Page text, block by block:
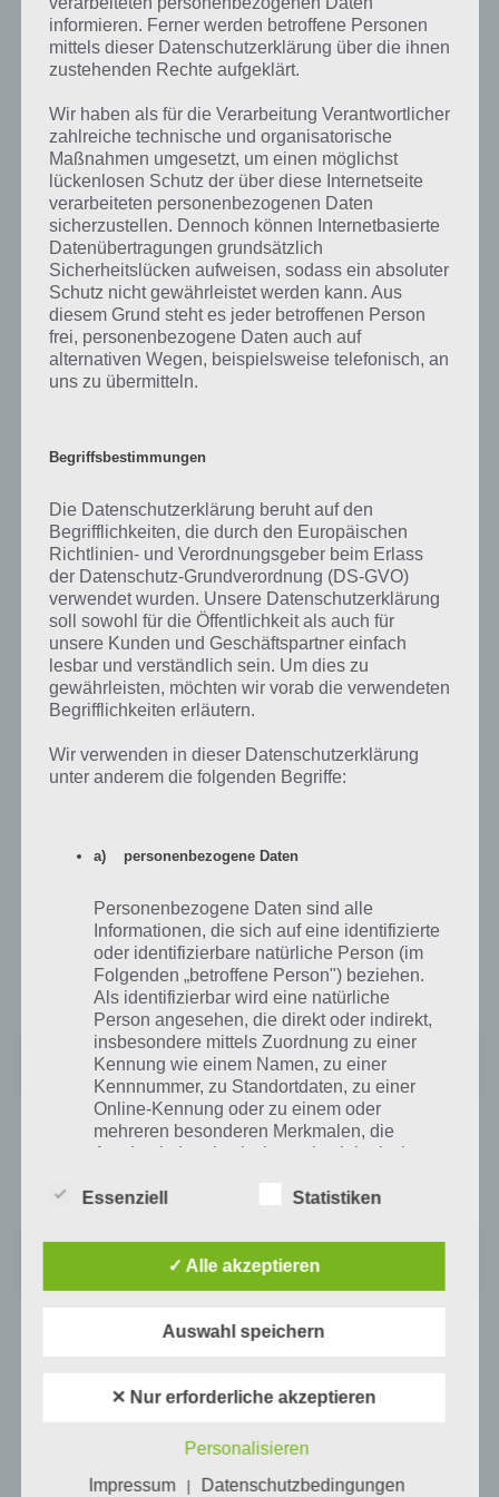
maximale Fehlerzahl festgelegt ist. Nur wer nahezu fehlerfrei bleibt,
schafft das Geografie Quiz. Die Vollversion bietet hierbei sehr viele
Quizpakete an und bietet so die Möglichkeit sein Wissen über die
Welt zu verbessern.
Zusätzlich kann man sich eine Karte auch mit den Namen der Länder
und Städte anzeigen lassen. Gleiches gilt natürlich für die physische
Karte.
App Unsere Welt ein Muss für Geografie-
Lernende
Aus unserer Sicht ist die App Unsere Welt ein absolutes Muss für alle
Geografie-Lernende. Befindet man sich auf der Karte, so kann man
auch direkt Informationen zum Land bekommen, unter anderem die
Land bzw. Oberflächenform. Weitere Informationen zur App findet
Fazit: Gute Bildungs-App für iPhone und
iPad
Unsere Welt ist eine gute Bildungs-App für iPhone und iPad. Diese
kann mittels In-App-Käufen erweitert werden oder man greift direkt
zur Vollversion. Das Spielprinzip ist logisch und das Antippen von
Ländern und Städten klappt reibungslos. Nachfolgend haben wir
noch den Link zum iTunes App Store, wo du dir das Geografie Quiz
einen gibt es eine kostenlose Variante, die allerdings In-App-Käufe
beinhaltet und so weitere Karten dazukaufen kann. Zur Installation
von Unsere Welt wird iOS 7.1 benötigt. Kompatibel ist die App mit
iPhone, iPad und iPod touch. Zum iTunes App Store:
Unsere Welt: Geographie Lernen
Preis:Kostenlos+
Zum zweiten gibt es eine kostenpflichtige Variante für 8,99 Euro. Hier
sind bereits alle Karten freigeschaltet und beinhaltet auch keine In
Unsere Welt (Edu)
22,99 €
informieren. Ferner werden betroffene Personen
mittels dieser Datenschutzerklärung über die ihnen
zustehenden Rechte aufgeklärt.
Wir haben als für die Verarbeitung Verantwortlicher
zahlreiche technische und organisatorische
Maßnahmen umgesetzt, um einen möglichst
lückenlosen Schutz der über diese Internetseite
verarbeiteten personenbezogenen Daten
sicherzustellen. Dennoch können Internetbasierte
Datenübertragungen grundsätzlich
Sicherheitslücken aufweisen, sodass ein absoluter
Schutz nicht gewährleistet werden kann. Aus
diesem Grund steht es jeder betroffenen Person
frei, personenbezogene Daten auch auf
alternativen Wegen, beispielsweise telefonisch, an
uns zu übermitteln.
Begriffsbestimmungen
Die Datenschutzerklärung beruht auf den
Begrifflichkeiten, die durch den Europäischen
Richtlinien- und Verordnungsgeber beim Erlass
der Datenschutz-Grundverordnung (DS-GVO)
verwendet wurden. Unsere Datenschutzerklärung
soll sowohl für die Öffentlichkeit als auch für
unsere Kunden und Geschäftspartner einfach
lesbar und verständlich sein. Um dies zu
gewährleisten, möchten wir vorab die verwendeten
Begrifflichkeiten erläutern.
Wir verwenden in dieser Datenschutzerklärung
unter anderem die folgenden Begriffe:
a) personenbezogene Daten
Personenbezogene Daten sind alle
Informationen, die sich auf eine identifizierte
oder identifizierbare natürliche Person (im
Folgenden „betroffene Person") beziehen.
Als identifizierbar wird eine natürliche
Person angesehen, die direkt oder indirekt,
insbesondere mittels Zuordnung zu einer
Kennung wie einem Namen, zu einer
Kennnummer, zu Standortdaten, zu einer
Online-Kennung oder zu einem oder
mehreren besonderen Merkmalen, die
Ausdruck der physischen, physiologischen,
kulturellen oder sozialen Identität dieser
kann.
identifizierbare natürliche Person, deren
Verarbeitung Verantwortlichen verarbeitet
Essenziell Statistiken
✓ Alle akzeptieren
Auswahl speichern
✕ Nur erforderliche akzeptieren
Personalisieren
Impressum
| Datenschutzbedingungen